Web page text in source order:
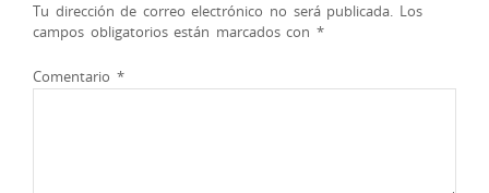
Tu dirección de correo electrónico no será publicada. Los
campos obligatorios están marcados con *
Comentario *